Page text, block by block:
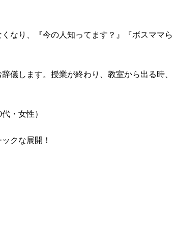
なり、『今の人知ってます？』『ボスママら
儀します。授業が終わり、教室から出る時、
・女性）
クな展開！